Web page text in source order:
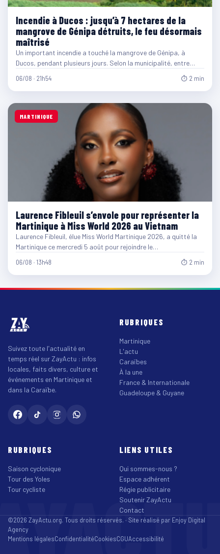
Incendie à Ducos : jusqu’à 7 hectares de la
mangrove de Génipa détruits, le feu désormais
maîtrisé
Un important incendie a touché la mangrove de Génipa, à
Ducos, pendant plusieurs jours. Selon la municipalité, entre…
06/08 · 21h54 ⏱ 2 min
MARTINIQUE
Laurence Fibleuil s’envole pour représenter la
Martinique à Miss World 2026 au Vietnam
Laurence Fibleuil, élue Miss World Martinique 2026, a quitté la
Martinique ce mercredi 5 août pour rejoindre le…
06/08 · 13h48 ⏱ 2 min
Suivez toute l'actualité en
temps réel sur ZayActu : infos
locales, faits divers, culture et
événements en Martinique et
dans la Caraïbe.
RUBRIQUES
Martinique
L'actu
Caraïbes
À la une
France & Internationale
Guadeloupe & Guyane
RUBRIQUES
Saison cyclonique
Tour des Yoles
Tour cycliste
LIENS UTILES
Qui sommes-nous ?
Espace adhérent
Régie publicitaire
Soutenir ZayActu
Contact
©2026 ZayActu.org. Tous droits réservés. · Site réalisé par Enjoy Digital
Agency
Mentions légalesConfidentialitéCookiesCGUAccessibilité